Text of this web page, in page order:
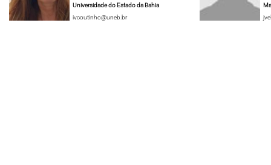
Universidade do Estado da Bahia
ivcoutinho@uneb.br